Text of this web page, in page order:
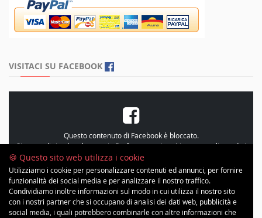
VISITACI SU FACEBOOK
Questo contenuto di Facebook è bloccato.
Si prega di rivedere le propriePreferenze sui cookie, personalizzando i
cookie e accetando le “Statistiche”
🍪 Questo sito web utilizza i cookie
Utilizziamo i cookie per personalizzare contenuti ed annunci, per fornire
funzionalità dei social media e per analizzare il nostro traffico.
Condividiamo inoltre informazioni sul modo in cui utilizza il nostro sito
con i nostri partner che si occupano di analisi dei dati web, pubblicità e
social media, i quali potrebbero combinarle con altre informazioni che